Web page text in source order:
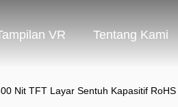
VR Tentang Kami
Nit TFT Layar Sentuh Kapasitif